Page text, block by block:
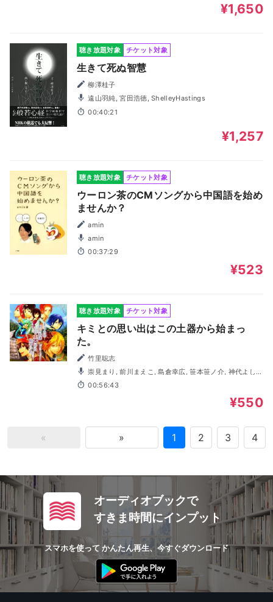
¥1,650
聴き放題対象 チケット対象
生きて死ぬ智慧
柳澤桂子
遠山羽純, 宮田浩徳, ShelleyHastings
00:40:21
¥1,257
聴き放題対象 チケット対象
ウーロン茶のCMソングから中国語を始め
ませんか？
amin
amin
00:37:29
¥523
聴き放題対象 チケット対象
キミとの思い出はこの土器から始まっ
た。
竹里聡志
崇見まり, 前川まえこ, 島倉幸広, 笹本笹ノ介, 神代よし
き, 小石ひかる, 水野紫臣, 小野裕樹, 栞月悠, 林昭宏, 北島奈
緒, 影山秋斗, 美杏, 古屋智子, 水無月翔, 津吹絋大, 細井尚＜
00:56:43
¥550
« » 1 2 3 4
オーディオブックで
すきま時間にインプット
スマホを使って かんたん再生、今すぐダウンロード